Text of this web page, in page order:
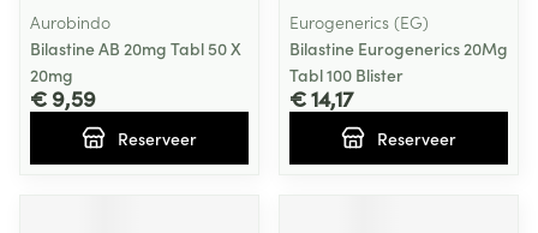
Aurobindo
Bilastine AB 20mg Tabl 50 X
20mg
€ 9,59
Reserveer
Eurogenerics (EG)
Bilastine Eurogenerics 20Mg
Tabl 100 Blister
€ 14,17
Reserveer